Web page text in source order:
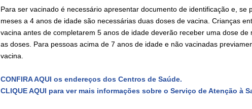
Para ser vacinado é necessário apresentar documento de identificação e,
meses a 4 anos de idade são necessárias duas doses de vacina. Crianças
vacina antes de completarem 5 anos de idade deverão receber uma dose
as doses. Para pessoas acima de 7 anos de idade e não vacinadas
vacina.
CONFIRA AQUI os endereços dos Centros de Saúde.
CLIQUE AQUI para ver mais informações sobre o Serviço de Atenção à